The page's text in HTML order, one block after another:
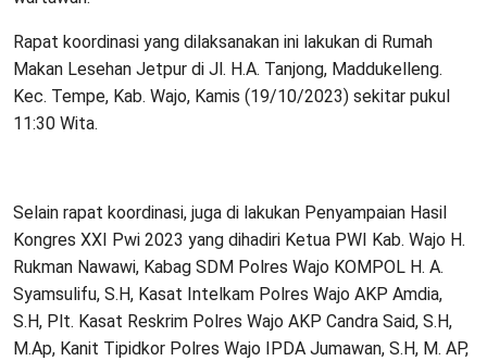
Rapat koordinasi yang dilaksanakan ini lakukan di Rumah
Makan Lesehan Jetpur di Jl. H.A. Tanjong, Maddukelleng.
Kec. Tempe, Kab. Wajo, Kamis (19/10/2023) sekitar pukul
11:30 Wita.
Selain rapat koordinasi, juga di lakukan Penyampaian Hasil
Kongres XXI Pwi 2023 yang dihadiri Ketua PWI Kab. Wajo H.
Rukman Nawawi, Kabag SDM Polres Wajo KOMPOL H. A.
Syamsulifu, S.H, Kasat Intelkam Polres Wajo AKP Amdia,
S.H, Plt. Kasat Reskrim Polres Wajo AKP Candra Said, S.H,
M.Ap, Kanit Tipidkor Polres Wajo IPDA Jumawan, S.H, M. AP,